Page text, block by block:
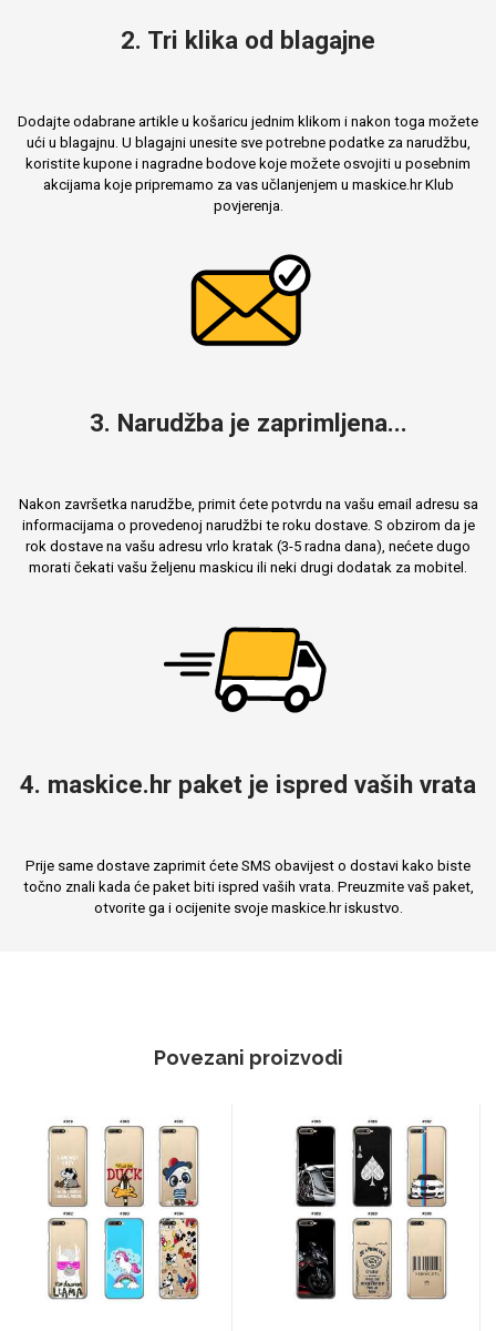
2. Tri klika od blagajne
Dodajte odabrane artikle u košaricu jednim klikom i nakon toga možete
ući u blagajnu. U blagajni unesite sve potrebne podatke za narudžbu,
koristite kupone i nagradne bodove koje možete osvojiti u posebnim
akcijama koje pripremamo za vas učlanjenjem u maskice.hr Klub
povjerenja.
3. Narudžba je zaprimljena...
Nakon završetka narudžbe, primit ćete potvrdu na vašu email adresu sa
informacijama o provedenoj narudžbi te roku dostave. S obzirom da je
rok dostave na vašu adresu vrlo kratak (3-5 radna dana), nećete dugo
morati čekati vašu željenu maskicu ili neki drugi dodatak za mobitel.
4. maskice.hr paket je ispred vaših vrata
Prije same dostave zaprimit ćete SMS obavijest o dostavi kako biste
točno znali kada će paket biti ispred vaših vrata. Preuzmite vaš paket,
otvorite ga i ocijenite svoje maskice.hr iskustvo.
Povezani proizvodi